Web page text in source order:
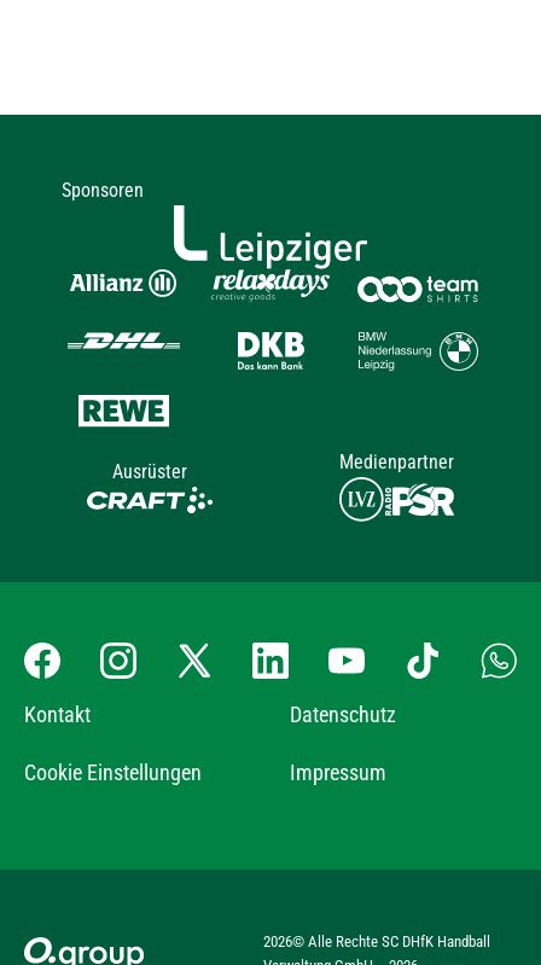
Sponsoren
Ausrüster Medienpartner
Kontakt Datenschutz
Cookie Einstellungen Impressum
2026© Alle Rechte SC DHfK Handball